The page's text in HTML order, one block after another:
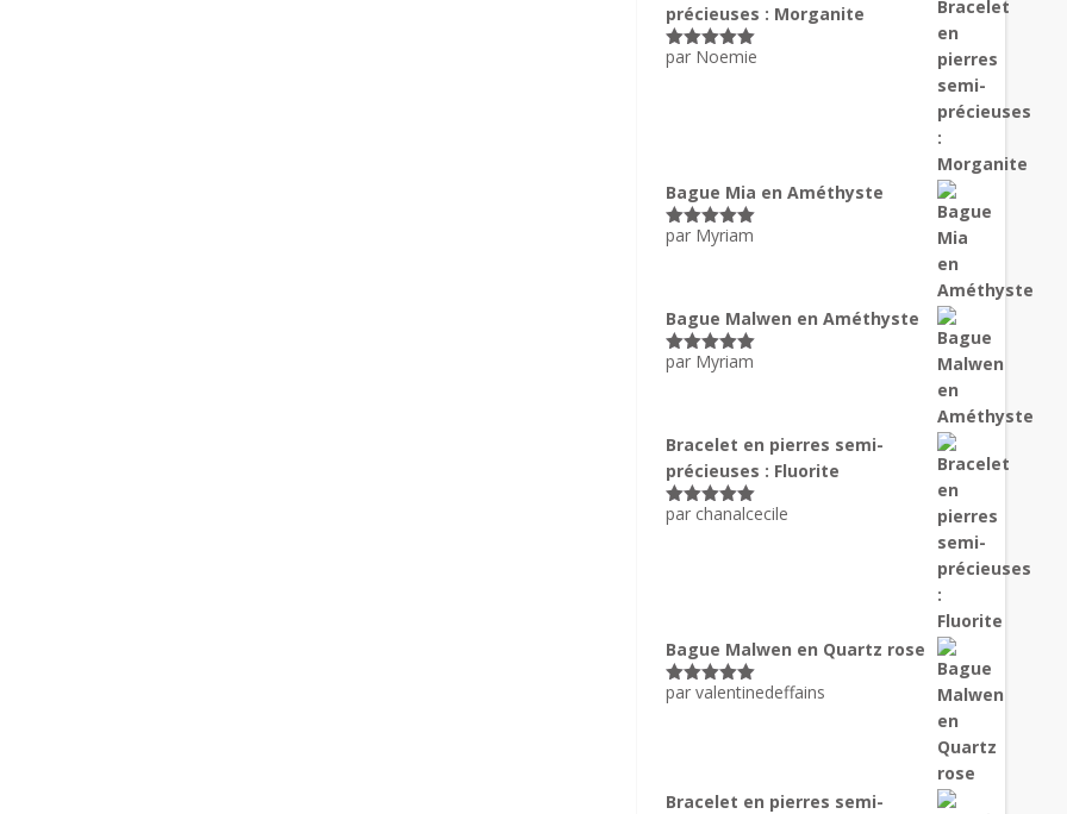
précieuses : Morganite
Note5sur
par Noemie
Bague Mia en Améthyste
Note5sur
par Myriam
Bague Malwen en Améthyste
Note5sur
par Myriam
Bracelet en pierres semi-
précieuses : Fluorite
Note5sur
par chanalcecile
Bague Malwen en Quartz rose
Note5sur
par valentinedeffains
Bracelet en pierres semi-